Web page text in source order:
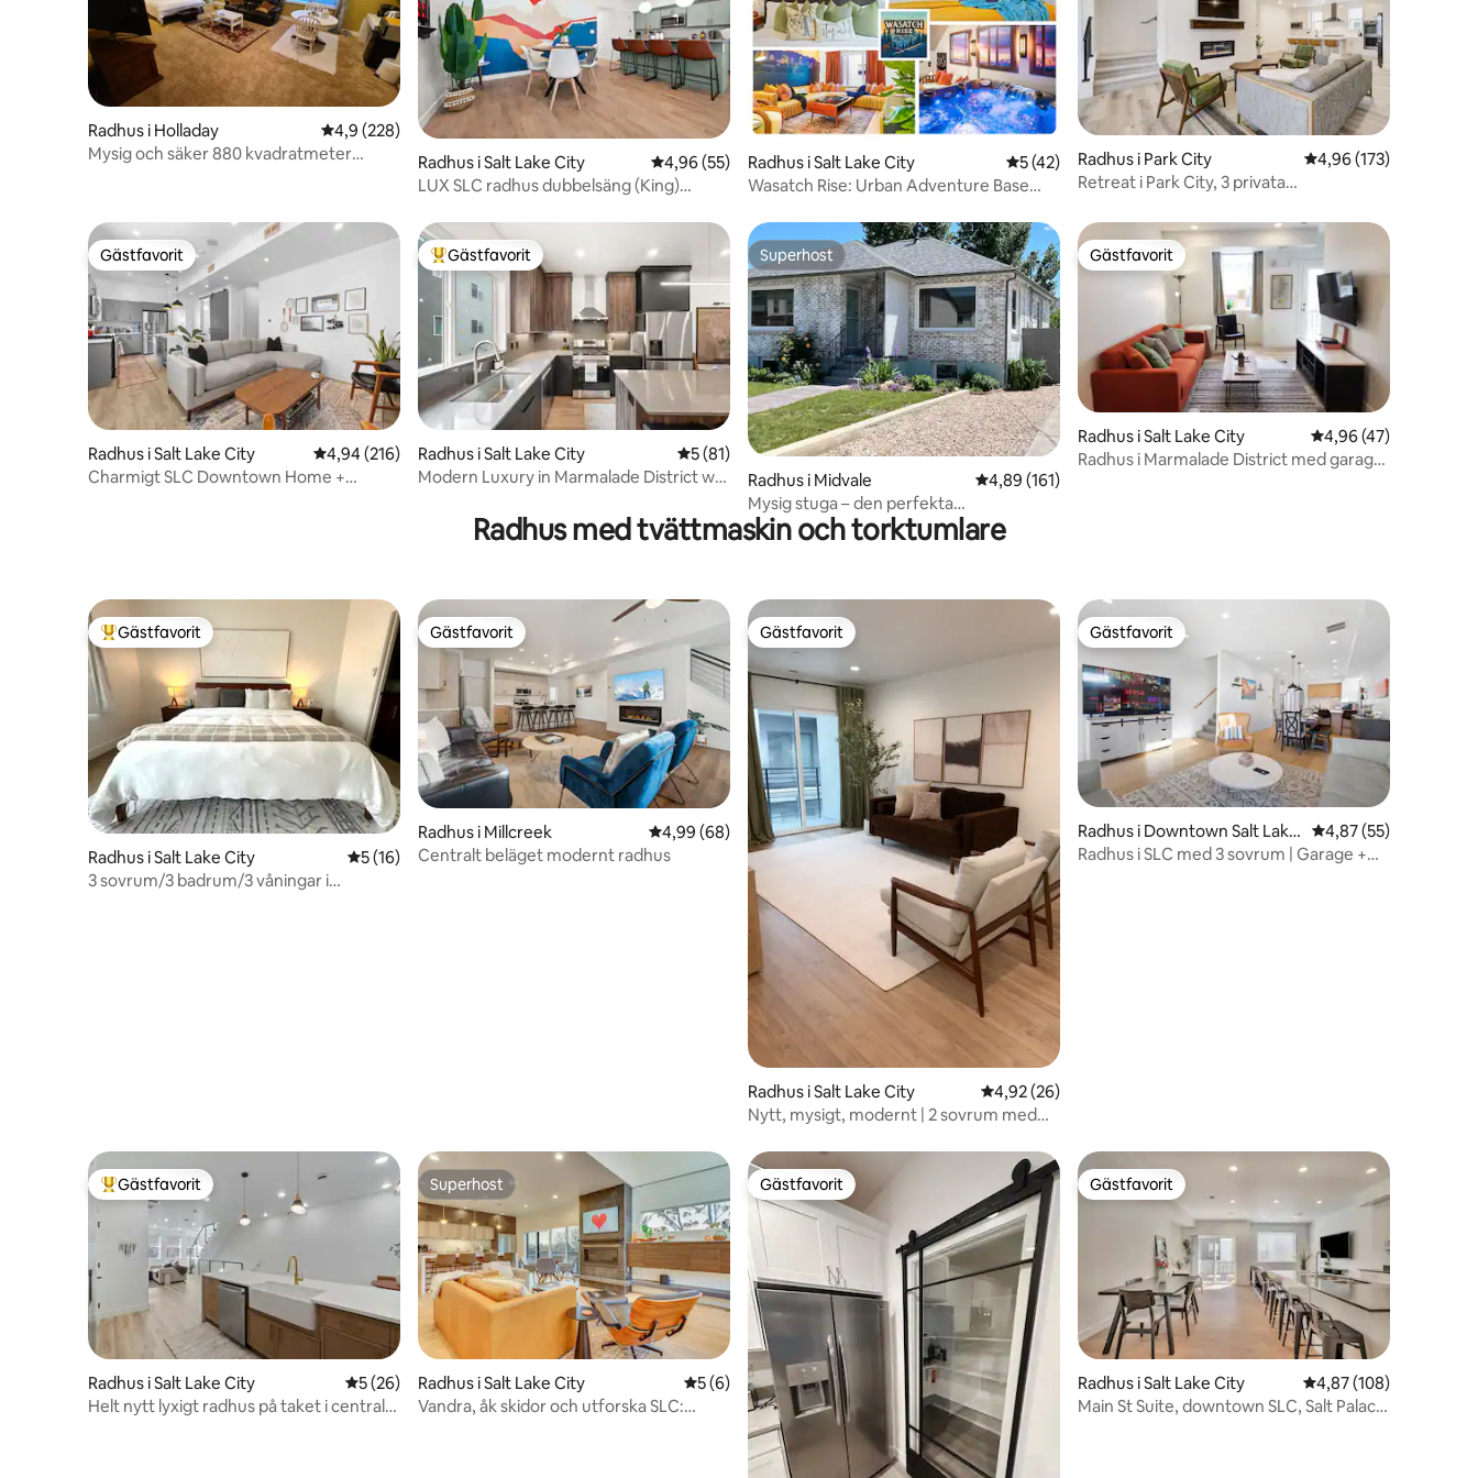
Radhus i Holladay 4,9 av 5 i genomsnittligt betyg, 228 omdömen
4,9 (228)
Mysig och säker 880 kvadratmeter
Radhus i Salt Lake City 4,96 av 5 i genomsnittligt betyg, 55 omdömen
4,96 (55)
LUX SLC radhus dubbelsäng (King)
Radhus i Salt Lake City 5 av 5 i genomsnittligt betyg, 42 omdömen
5 (42)
Wasatch Rise: Urban Adventure Base
Radhus i Park City 4,96 av 5 i
4,96 (173)
Retreat i Park City, 3 privata
Gästfavorit
Gästfavorit
Radhus i Salt Lake City 4,94 av 5 i genomsnittligt betyg, 216 omdömen
4,94 (216)
Charmigt SLC Downtown Home +
Populär gästfavorit
Gästfavorit
Radhus i Salt Lake City 5 av 5 i genomsnittligt betyg, 81 omdömen
5 (81)
Modern Luxury in Marmalade District w/
Superhost
Superhost
Radhus i Midvale 4,89 av 5 i genomsnittligt betyg, 161 omdömen
4,89 (161)
Mysig stuga – den perfekta
sommarresan!
Gästfavorit
Gästfavorit
Radhus i Salt Lake City 4,96 av 5 i
4,96 (47)
Radhus i Marmalade District med garage,
Radhus med tvättmaskin och torktumlare
Populär gästfavorit
Gästfavorit
Radhus i Salt Lake City 5 av 5 i genomsnittligt betyg, 16 omdömen
5 (16)
3 sovrum/3 badrum/3 våningar i
Gästfavorit
Gästfavorit
Radhus i Millcreek 4,99 av 5 i genomsnittligt betyg, 68 omdömen
4,99 (68)
Centralt beläget modernt radhus
Gästfavorit
Gästfavorit
Radhus i Salt Lake City 4,92 av 5 i genomsnittligt betyg, 26 omdömen
4,92 (26)
Nytt, mysigt, modernt | 2 sovrum med
Gästfavorit
Gästfavorit
Radhus i Downtown Salt Lake
City
4,87 av 5 i
4,87 (55)
Radhus i SLC med 3 sovrum | Garage +
Populär gästfavorit
Gästfavorit
Radhus i Salt Lake City 5 av 5 i genomsnittligt betyg, 26 omdömen
5 (26)
Helt nytt lyxigt radhus på taket i centrala
Superhost
Superhost
Radhus i Salt Lake City 5 av 5 i genomsnittligt betyg, 6 omdömen
5 (6)
Vandra, åk skidor och utforska SLC:
Gästfavorit
Gästfavorit Gästfavorit
Gästfavorit
Radhus i Salt Lake City 4,87 av 5 i
4,87 (108)
Main St Suite, downtown SLC, Salt Palace